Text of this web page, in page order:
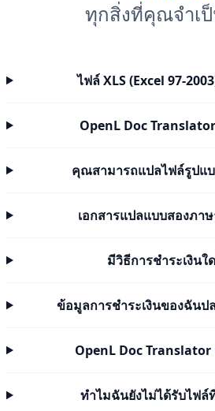
ทุกสิ่งที่คุณจำเ
ไฟล์ XLS (Excel 97-
OpenL Doc
คุณสามารถแปลไฟล์รูปแบ
เอกสารแปลแบบสองภา
มีวิธีการชำระเงินใ
ข้อมูลการชำระเงินของฉันป
OpenL Doc Translator
ทำไมฉันยังไม่ได้รับไฟล์